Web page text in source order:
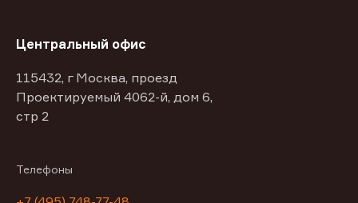
Центральный офис
115432, г Москва, проезд
Проектируемый 4062-й, дом 6,
стр 2
Телефоны